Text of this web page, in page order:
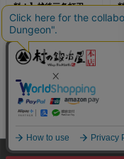
料！】越後三条打刃
物 水野製作所作 ハ
ンドアックス450g 白
樫36...
11,550円